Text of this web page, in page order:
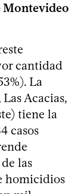
Montevideo
cantidad
La
Acacias,
tiene la
casos
las
homicidios